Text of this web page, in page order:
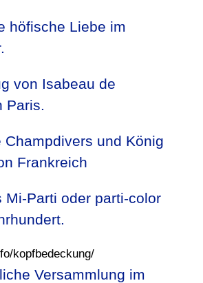
höfische Liebe im
von Isabeau de
Paris.
Champdivers und König
Frankreich
Mi-Parti oder parti-color
kopfbedeckung/
Versammlung im